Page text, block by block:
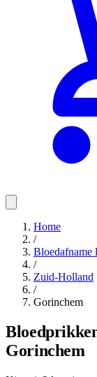
Home
/
Bloedafname
/
Zuid-Holland
/
Gorinchem
Gorinchem